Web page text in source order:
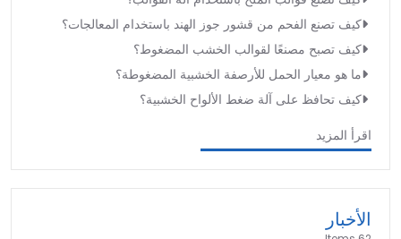
كيف تصنع الفحم من قشور جوز الهند باستخدام المعالجات؟
كيف تصبح مصنعًا لقوالب الخشب المضغوط؟
ما هو معيار الحمل للأرصفة الخشبية المضغوطة؟
كيف تحافظ على آلة ضغط الألواح الخشبية؟
اقرأ المزيد
الأخبار